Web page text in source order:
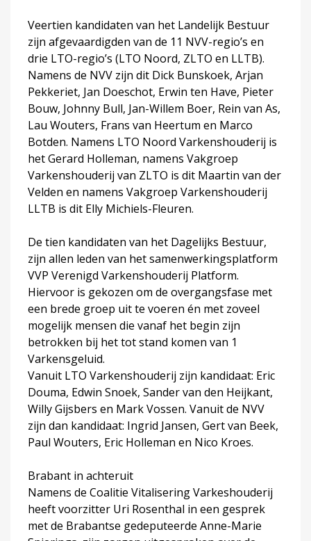
Veertien kandidaten van het Landelijk Bestuur
zijn afgevaardigden van de 11 NVV-regio’s en
drie LTO-regio’s (LTO Noord, ZLTO en LLTB).
Namens de NVV zijn dit Dick Bunskoek, Arjan
Pekkeriet, Jan Doeschot, Erwin ten Have, Pieter
Bouw, Johnny Bull, Jan-Willem Boer, Rein van As,
Lau Wouters, Frans van Heertum en Marco
Botden. Namens LTO Noord Varkenshouderij is
het Gerard Holleman, namens Vakgroep
Varkenshouderij van ZLTO is dit Maartin van der
Velden en namens Vakgroep Varkenshouderij
LLTB is dit Elly Michiels-Fleuren.
De tien kandidaten van het Dagelijks Bestuur,
zijn allen leden van het samenwerkingsplatform
VVP Verenigd Varkenshouderij Platform.
Hiervoor is gekozen om de overgangsfase met
een brede groep uit te voeren én met zoveel
mogelijk mensen die vanaf het begin zijn
betrokken bij het tot stand komen van 1
Varkensgeluid.
Vanuit LTO Varkenshouderij zijn kandidaat: Eric
Douma, Edwin Snoek, Sander van den Heijkant,
Willy Gijsbers en Mark Vossen. Vanuit de NVV
zijn dan kandidaat: Ingrid Jansen, Gert van Beek,
Paul Wouters, Eric Holleman en Nico Kroes.
Brabant in achteruit
Namens de Coalitie Vitalisering Varkeshouderij
heeft voorzitter Uri Rosenthal in een gesprek
met de Brabantse gedeputeerde Anne-Marie